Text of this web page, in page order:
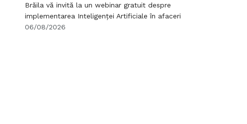
Brăila vă invită la un webinar gratuit despre
implementarea Inteligenței Artificiale în afaceri
06/08/2026